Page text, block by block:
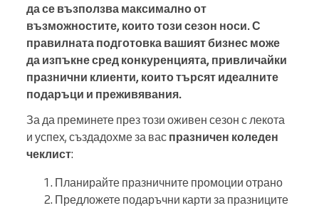
да се възползва максимално от
възможностите, които този сезон носи. С
правилната подготовка вашият бизнес може
да изпъкне сред конкуренцията, привличайки
празнични клиенти, които търсят идеалните
подаръци и преживявания.
За да преминете през този оживен сезон с лекота
и успех, създадохме за вас празничен коледен
чеклист:
Планирайте празничните промоции отрано
Предложете подаръчни карти за празниците